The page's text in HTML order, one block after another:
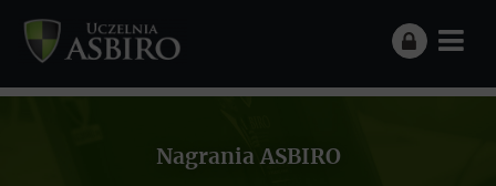
Nagrania ASBIRO